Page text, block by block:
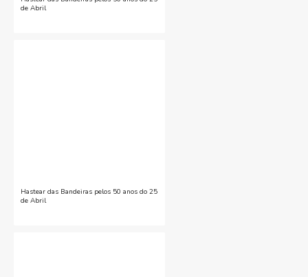
de Abril
Hastear das Bandeiras pelos 50 anos do 25
de Abril